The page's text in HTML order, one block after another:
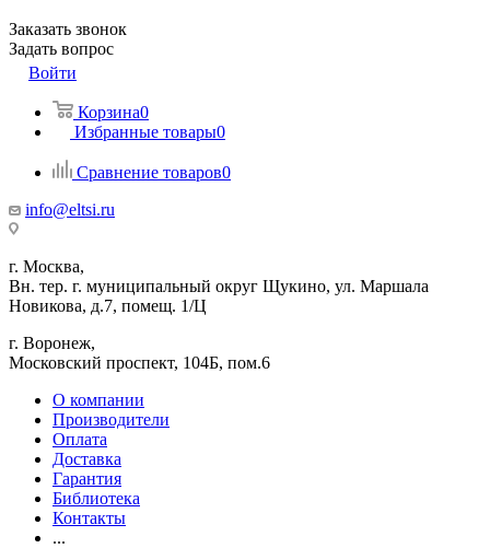
Заказать звонок
Задать вопрос
Войти
Корзина0
Избранные товары0
Сравнение товаров0
info@eltsi.ru
г. Москва,
Вн. тер. г. муниципальный округ Щукино, ул. Маршала
Новикова, д.7, помещ. 1/Ц
г. Воронеж,
​Московский проспект, 104Б, пом.6
О компании
Производители
Оплата
Доставка
Гарантия
Библиотека
Контакты
...